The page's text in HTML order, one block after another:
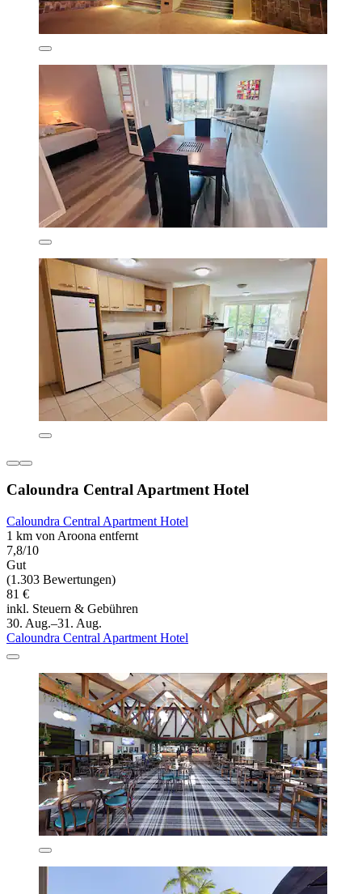
Caloundra Central Apartment Hotel
Caloundra Central Apartment Hotel
1 km von Aroona entfernt
7,8/10
Gut
(1.303 Bewertungen)
81 €
inkl. Steuern & Gebühren
30. Aug.–31. Aug.
Caloundra Central Apartment Hotel